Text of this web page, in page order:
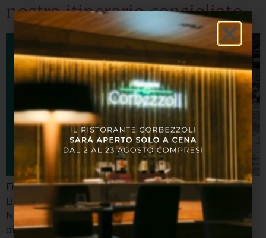
nostro itinerario consigliato
Fino al 19 luglio 2026, Palazzo Pallavicini ospita a
Bologna due grandi protagonisti della fotografia del
Novecento: Ruth Orkin e Saul Leiter. Due sguardi
diversi, due modi di raccontare il mondo, un’unica